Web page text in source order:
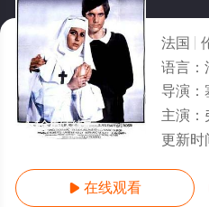
1-1全集/大结局
法国
语言：
导演：
主演：
更新时
 在线观看